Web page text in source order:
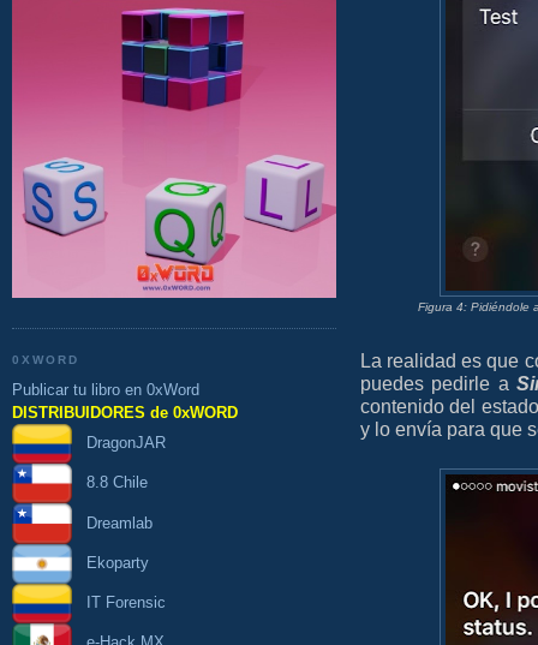
0XWORD
Publicar tu libro en 0xWord
DISTRIBUIDORES de 0xWORD
DragonJAR
8.8 Chile
Dreamlab
Ekoparty
IT Forensic
Figura 4: Pidiéndole
La realidad es que
puedes pedirle a
contenido del
y lo envía para que